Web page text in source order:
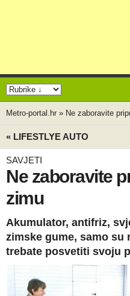
Metro-portal.hr » Ne zaboravite
« LIFESTLYE AUTO
SAVJETI
Ne zaboravite
zimu
Akumulator, antifriz,
zimske gume, samo su
trebate posvetiti svoju